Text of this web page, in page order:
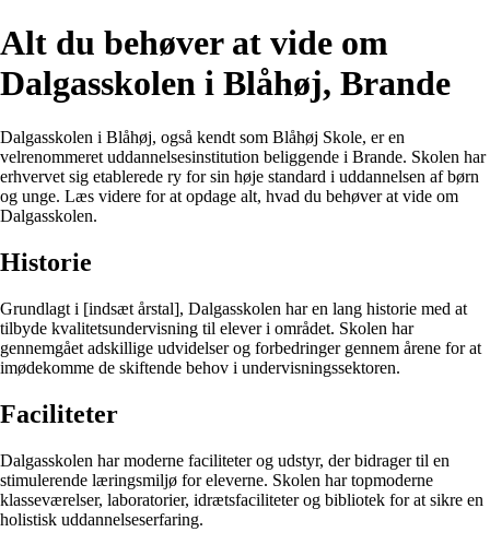
Alt du behøver at vide om
Dalgasskolen i Blåhøj, Brande
Dalgasskolen i Blåhøj, også kendt som Blåhøj Skole, er en
velrenommeret uddannelsesinstitution beliggende i Brande. Skolen har
erhvervet sig etablerede ry for sin høje standard i uddannelsen af børn
og unge. Læs videre for at opdage alt, hvad du behøver at vide om
Dalgasskolen.
Historie
Grundlagt i [indsæt årstal], Dalgasskolen har en lang historie med at
tilbyde kvalitetsundervisning til elever i området. Skolen har
gennemgået adskillige udvidelser og forbedringer gennem årene for at
imødekomme de skiftende behov i undervisningssektoren.
Faciliteter
Dalgasskolen har moderne faciliteter og udstyr, der bidrager til en
stimulerende læringsmiljø for eleverne. Skolen har topmoderne
klasseværelser, laboratorier, idrætsfaciliteter og bibliotek for at sikre en
holistisk uddannelseserfaring.